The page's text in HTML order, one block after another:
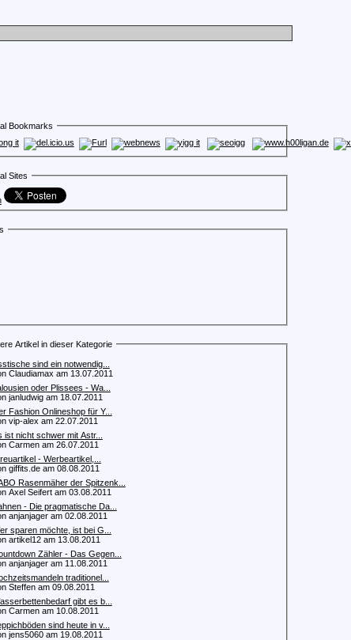
Bookmarks
Sites
Artikel in dieser Kategorie
sind ein notwendig...
Claudiamax am 13.07.2011
oder Plissees - Wa...
janludwig am 18.07.2011
Fashion Onlineshop für Y...
vip-alex am 22.07.2011
ist nicht schwer mit Astr...
Carmen am 26.07.2011
- Werbeartikel,...
giffits.de am 08.08.2011
Rasenmäher der Spitzenk...
Axel Seifert am 03.08.2011
- Die pragmatische Da...
anjanjager am 02.08.2011
sparen möchte, ist bei G...
artikel12 am 13.08.2011
Zähler - Das Gegen...
anjanjager am 11.08.2011
traditionel...
Steffen am 09.08.2011
gibt es b...
Carmen am 10.08.2011
sind heute in v...
jens5060 am 19.08.2011